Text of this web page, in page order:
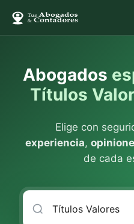
Abogados
Títulos
Elige con
experiencia,
de cada